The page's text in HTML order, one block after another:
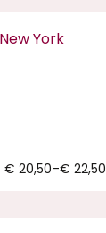
York
€ 20,50–€ 22,50